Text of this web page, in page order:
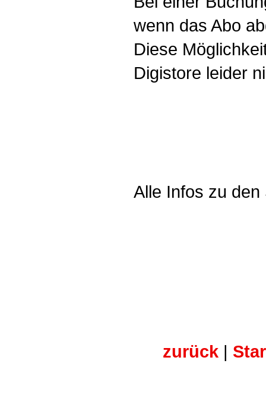
wenn das Abo
Diese
Digistore leider
Alle Infos zu
zurück |